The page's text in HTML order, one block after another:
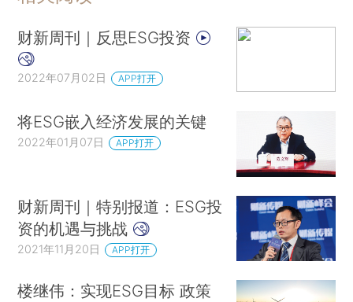
财新周刊｜反思ESG投资
2022年07月02日 APP打开
将ESG嵌入经济发展的关键
2022年01月07日 APP打开
财新周刊｜特别报道：ESG投
资的机遇与挑战
2021年11月20日 APP打开
楼继伟：实现ESG目标 政策